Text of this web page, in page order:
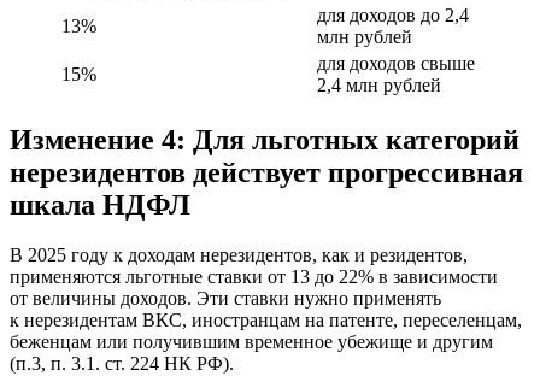
13%
для доходов до 2,4
млн рублей
15%
для доходов свыше
2,4 млн рублей
Изменение 4: Для льготных категорий
нерезидентов действует прогрессивная
шкала НДФЛ
В 2025 году к доходам нерезидентов, как и резидентов,
применяются льготные ставки от 13 до 22% в зависимости
от величины доходов. Эти ставки нужно применять
к нерезидентам ВКС, иностранцам на патенте, переселенцам,
беженцам или получившим временное убежище и другим
(п.3, п. 3.1. ст. 224 НК РФ).